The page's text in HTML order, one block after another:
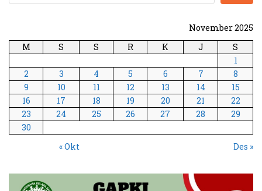
November 2025
M
S S R K J
S
1
2
3 4 5 6 7
8
9
10 11 12 13 14
15
16
17 18 19 20 21
22
23
24 25 26 27 28
29
30
« Okt
Des »